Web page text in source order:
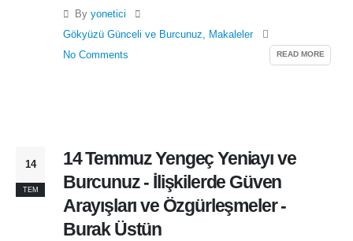
By yonetici
Gökyüzü Günceli ve Burcunuz, Makaleler
No Comments
READ MORE
14
TEM
14 Temmuz Yengeç Yeniayı ve
Burcunuz - İlişkilerde Güven
Arayışları ve Özgürleşmeler -
Burak Üstün